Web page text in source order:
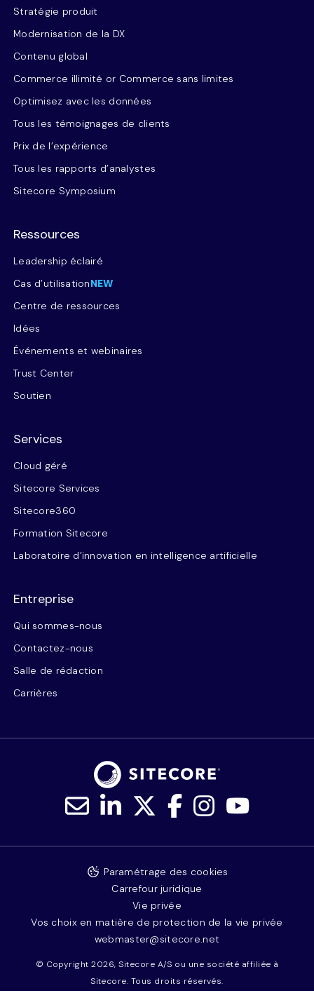
Stratégie produit
Modernisation de la DX
Contenu global
Commerce illimité or Commerce sans limites
Optimisez avec les données
Tous les témoignages de clients
Prix de l’expérience
Tous les rapports d’analystes
Sitecore Symposium
Ressources
Leadership éclairé
Cas d’utilisationNEW
Centre de ressources
Idées
Événements et webinaires
Trust Center
Soutien
Services
Cloud géré
Sitecore Services
Sitecore360
Formation Sitecore
Laboratoire d’innovation en intelligence artificielle
Entreprise
Qui sommes-nous
Contactez-nous
Salle de rédaction
Carrières
© Copyright 2026, Sitecore A/S ou une société affiliée à
Sitecore. Tous droits réservés.
Paramétrage des cookies
Carrefour juridique
Vie privée
Vos choix en matière de protection de la vie privée
webmaster@sitecore.net